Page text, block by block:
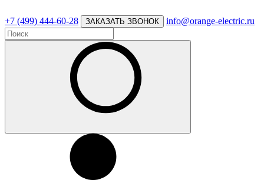
+7 (499) 444-60-28 ЗАКАЗАТЬ ЗВОНОК info@orange-electric.ru